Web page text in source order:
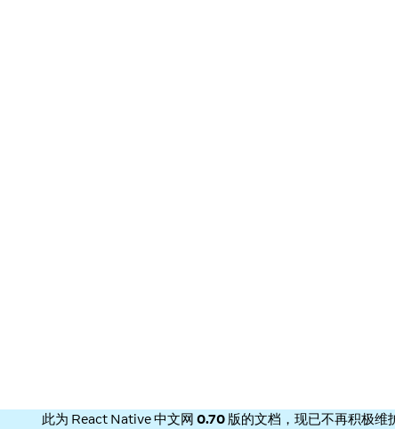
此为 React Native 中文网 0.70版的文档，现已不再积极维